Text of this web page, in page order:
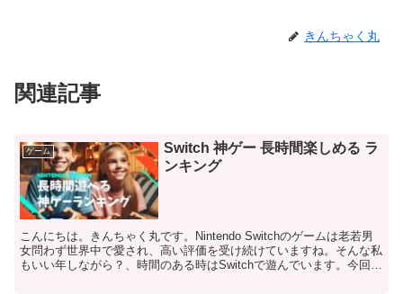
きんちゃく丸
関連記事
ゲーム
Switch 神ゲー 長時間楽しめる ラ
ンキング
こんにちは。きんちゃく丸です。Nintendo Switchのゲームは老若男
女問わず世界中で愛され、高い評価を受け続けていますね。そんな私
もいい年しながら？、時間のある時はSwitchで遊んでいます。今回